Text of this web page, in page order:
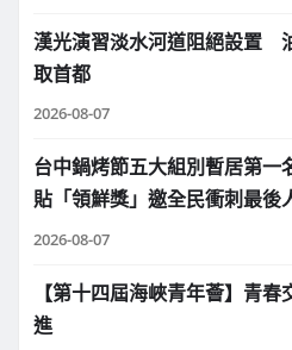
漢光演習淡水河道阻絕設置
取首都
2026-08-07
台中鍋烤節五大組別暫居第
貼「領鮮獎」邀全民衝刺最後
2026-08-07
【第十四屆海峽青年薈】青
進